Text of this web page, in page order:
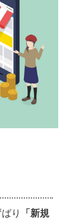
り
「新規